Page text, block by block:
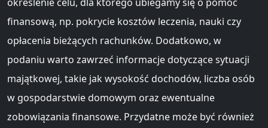
finansową, np. pokrycie kosztów leczenia, nauki czy
opłacenia bieżących rachunków. Dodatkowo, w
podaniu warto zawrzeć informacje dotyczące sytuacji
majątkowej, takie jak wysokość dochodów, liczba osób
w gospodarstwie domowym oraz ewentualne
zobowiązania finansowe. Przydatne może być również